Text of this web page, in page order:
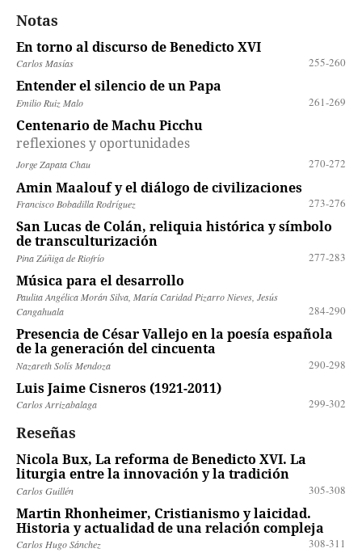
Notas
En torno al discurso de Benedicto XVI
Carlos Masías 255-260
Entender el silencio de un Papa
Emilio Ruiz Malo 261-269
Centenario de Machu Picchu
reflexiones y oportunidades
Jorge Zapata Chau 270-272
Amin Maalouf y el diálogo de civilizaciones
Francisco Bobadilla Rodríguez 273-276
San Lucas de Colán, reliquia histórica y símbolo
de transculturización
Pina Zúñiga de Riofrío 277-283
Música para el desarrollo
Paulita Angélica Morán Silva, María Caridad Pizarro Nieves, Jesús
Cangahuala
284-290
Presencia de César Vallejo en la poesía española
de la generación del cincuenta
Nazareth Solís Mendoza 290-298
Luis Jaime Cisneros (1921-2011)
Carlos Arrizabalaga 299-302
Reseñas
Nicola Bux, La reforma de Benedicto XVI. La
liturgia entre la innovación y la tradición
Carlos Guillén 305-308
Martin Rhonheimer, Cristianismo y laicidad.
Historia y actualidad de una relación compleja
Carlos Hugo Sánchez 308-311